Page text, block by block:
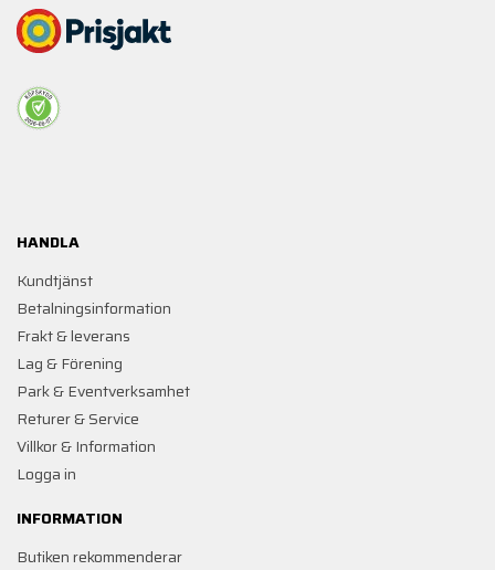
HANDLA
Kundtjänst
Betalningsinformation
Frakt & leverans
Lag & Förening
Park & Eventverksamhet
Returer & Service
Villkor & Information
Logga in
INFORMATION
Butiken rekommenderar